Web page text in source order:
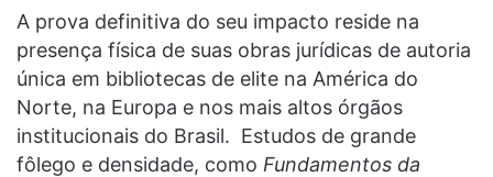
A prova definitiva do seu impacto reside na
presença física de suas obras jurídicas de autoria
única em bibliotecas de elite na América do
Norte, na Europa e nos mais altos órgãos
institucionais do Brasil. Estudos de grande
fôlego e densidade, como Fundamentos da